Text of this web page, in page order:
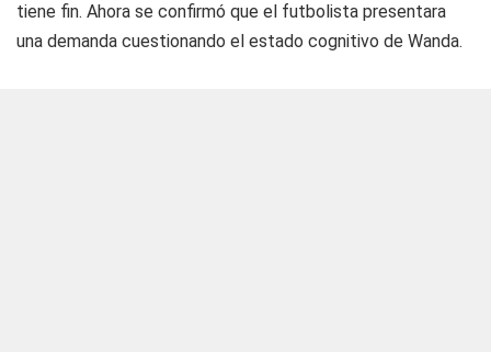
tiene fin. Ahora se confirmó que el futbolista presentara
una demanda cuestionando el estado cognitivo de Wanda.